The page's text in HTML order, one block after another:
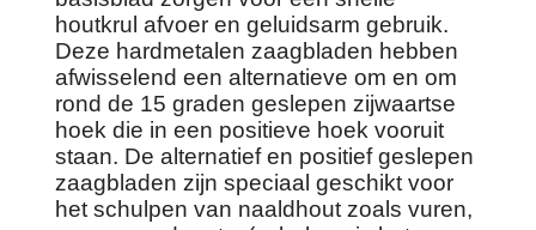
houtkrul afvoer en geluidsarm gebruik.
Deze hardmetalen zaagbladen hebben
afwisselend een alternatieve om en om
rond de 15 graden geslepen zijwaartse
hoek die in een positieve hoek vooruit
staan. De alternatief en positief geslepen
zaagbladen zijn speciaal geschikt voor
het schulpen van naaldhout zoals vuren,